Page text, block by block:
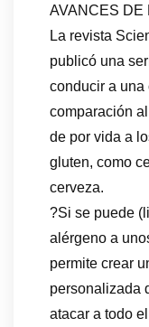
AVANCES DE
La revista
publicó una
conducir a una
comparación
de por vida a
gluten, como
cerveza.
?Si se puede
alérgeno a
permite crear
personalizada
atacar a todo